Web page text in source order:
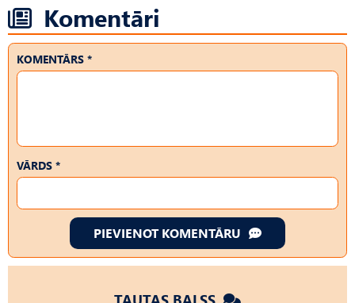
Komentāri
KOMENTĀRS *
VĀRDS *
PIEVIENOT KOMENTĀRU